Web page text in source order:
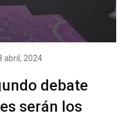
abril, 2024
debate
serán los